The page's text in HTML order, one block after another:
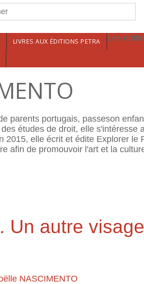
LIVRES AUX ÉDITIONS PETRA Les
parents portugais, passeson
études de droit, elle
2015, elle écrit et édite Explorer le
afin de promouvoir l'art et la
Un autre
NASCIMENTO